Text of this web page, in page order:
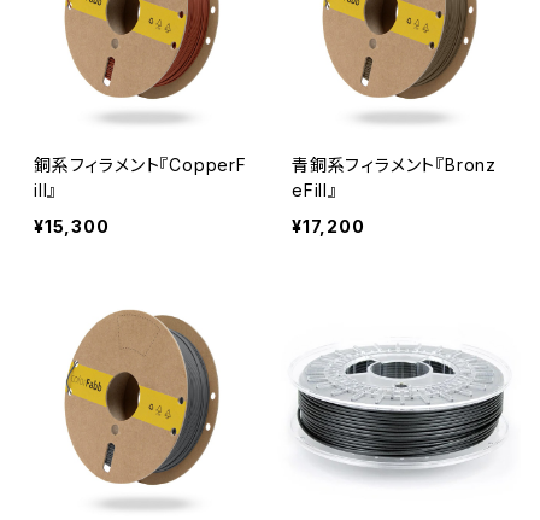
銅系フィラメント『CopperF
ill』
¥15,300
青銅系フィラメント『Bronz
eFill』
¥17,200